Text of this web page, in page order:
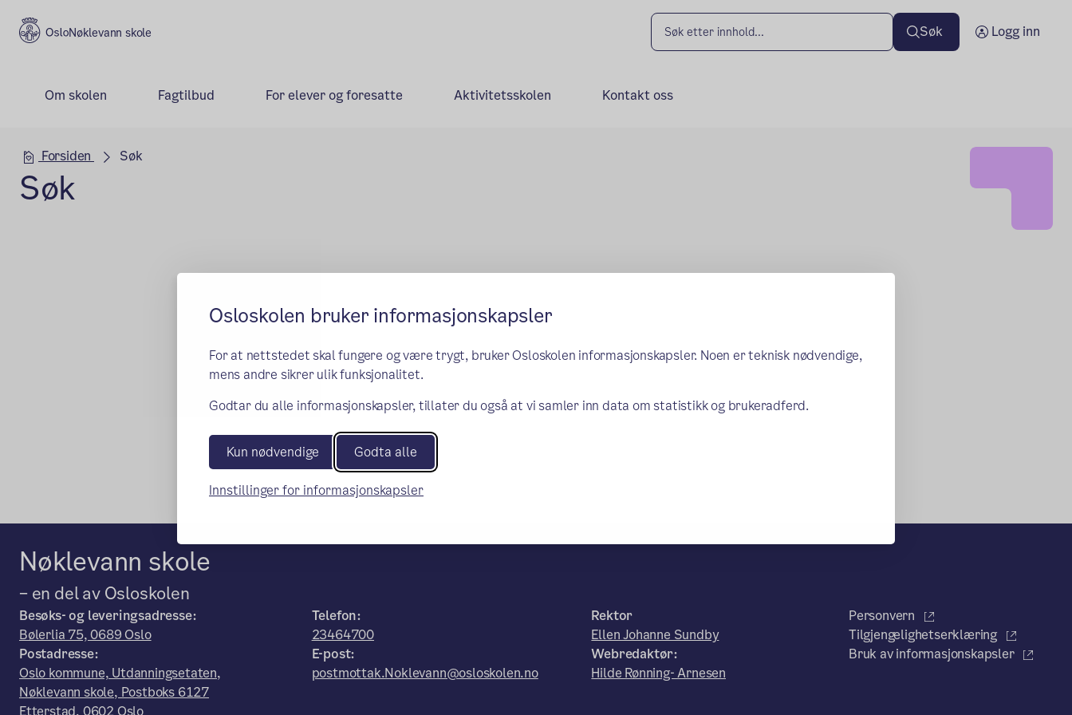
Osloskolen bruker informasjonskapsler
For at nettstedet skal fungere og være trygt, bruker Osloskolen informasjonskapsler. Noen er teknisk nødvendige,
mens andre sikrer ulik funksjonalitet.
Godtar du alle informasjonskapsler, tillater du også at vi samler inn data om statistikk og brukeradferd.
Kun nødvendige Godta alle
Innstillinger for informasjonskapsler
Nøklevann skole Søk Logg inn
Om skolen Fagtilbud For elever og foresatte Aktivitetsskolen Kontakt oss
Hovedseksjon
Forsiden Søk
Søk
Nøklevann skole
– en del av Osloskolen
Besøks- og leveringsadresse:
Bølerlia 75, 0689 Oslo
Postadresse:
Oslo kommune, Utdanningsetaten,
Nøklevann skole, Postboks 6127
Telefon:
23464700
E-post:
postmottak.Noklevann@osloskolen.no
Rektor
Ellen Johanne Sundby
Webredaktør:
Hilde Rønning- Arnesen
Personvern
Tilgjengelighetserklæring
Bruk av informasjonskapsler